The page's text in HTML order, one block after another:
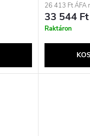
26 413 Ft ÁFA
33 544 Ft
Raktáron